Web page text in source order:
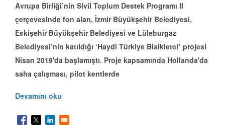
Avrupa Birliği’nin Sivil Toplum Destek Programı II
çerçevesinde fon alan, İzmir Büyükşehir Belediyesi,
Eskişehir Büyükşehir Belediyesi ve Lüleburgaz
Belediyesi’nin katıldığı ‘Haydi Türkiye Bisiklete!’ projesi
Nisan 2019'da başlamıştı. Proje kapsamında Hollanda'da
saha çalışması, pilot kentlerde
Devamını oku